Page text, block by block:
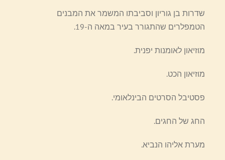
שדרות בן גוריון וסביבתו המשמר את המבנים
הטמפלרים שהתגורר בעיר במאה ה-19.
מוזיאון לאומנות יפנית.
מוזיאון הכט.
פסטיבל הסרטים הבינלאומי.
החג של החגים.
מערת אליהו הנביא.